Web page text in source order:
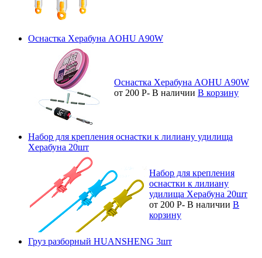
Оснастка Херабуна AOHU A90W
Оснастка Херабуна AOHU A90W
от 200 Р- В наличии В корзину
Набор для крепления оснастки к лилиану удилища
Херабуна 20шт
Набор для крепления
оснастки к лилиану
удилища Херабуна 20шт
от 200 Р- В наличии В
корзину
Груз разборный HUANSHENG 3шт